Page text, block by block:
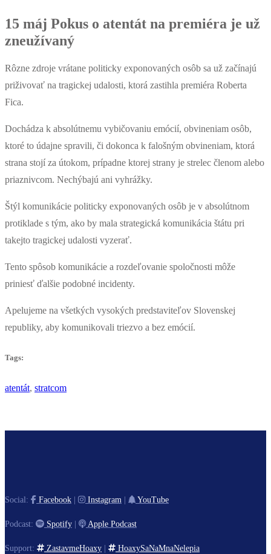
15 máj Pokus o atentát na premiéra je už
zneužívaný
Rôzne zdroje vrátane politicky exponovaných osôb sa už začínajú
priživovať na tragickej udalosti, ktorá zastihla premiéra Roberta
Fica.
Dochádza k absolútnemu vybičovaniu emócií, obvineniam osôb,
ktoré to údajne spravili, či dokonca k falošným obvineniam, ktorá
strana stojí za útokom, prípadne ktorej strany je strelec členom alebo
priaznivcom. Nechýbajú ani vyhrážky.
Štýl komunikácie politicky exponovaných osôb je v absolútnom
protiklade s tým, ako by mala strategická komunikácia štátu pri
takejto tragickej udalosti vyzerať.
Tento spôsob komunikácie a rozdeľovanie spoločnosti môže
priniesť ďalšie podobné incidenty.
Apelujeme na všetkých vysokých predstaviteľov Slovenskej
republiky, aby komunikovali triezvo a bez emócií.
Tags:
atentát, stratcom
Social: Facebook Instagram YouTube
Podcast: Spotify Apple Podcast
Support: ZastavmeHoaxy HoaxySaNaMnaNelepia